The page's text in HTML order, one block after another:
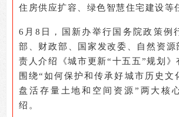
住房供应扩容、绿色智慧住宅建设等
6 月8日，国新办举行国务院政策例
部、财政部、国家发改委、自然资源
责人介绍《城市更新“十五五”规划》
围绕“如何保护和传承好城市历史文
盘活存量土地和空间资源”两大核
绍。